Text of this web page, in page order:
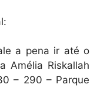
a pena ir até o
Amélia Riskallah
– 290 – Parque